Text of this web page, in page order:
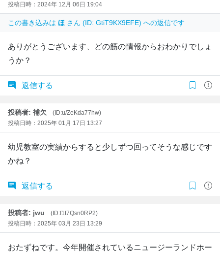
投稿日時：2024年 12月 06日 19:04
この書き込みは ほ さん (ID: GtiT9KX9EFE) への返信です
ありがとうございます、どの筋の情報からおわかりでしょ
うか？
返信する
投稿者: 補欠
(ID:u/ZeKda77hw)
投稿日時：2025年 01月 17日 13:27
幼児教室の実績からすると少しずつ回ってそうな感じです
かね？
返信する
投稿者: jwu
(ID:f1t7Qsn0RP2)
投稿日時：2025年 03月 23日 13:29
おたずねです。今年開催されているニュージーランドホー